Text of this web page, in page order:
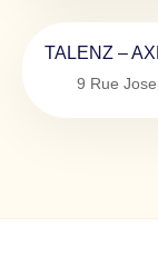
TALENZ –
9 Rue